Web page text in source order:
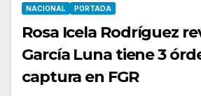
NACIONAL PORTADA
Rosa Icela Rodríguez
García Luna tiene 3
captura en FGR